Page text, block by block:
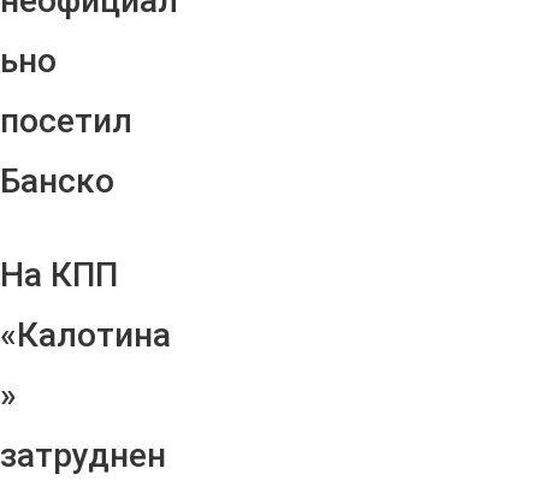
ьно
посетил
Банско
На КПП
«Калотина
»
затруднен